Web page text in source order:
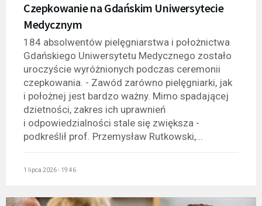
Czepkowanie na Gdańskim Uniwersytecie
Medycznym
184 absolwentów pielęgniarstwa i położnictwa
Gdańskiego Uniwersytetu Medycznego zostało
uroczyście wyróżnionych podczas ceremonii
czepkowania. - Zawód zarówno pielęgniarki, jak
i położnej jest bardzo ważny. Mimo spadającej
dzietności, zakres ich uprawnień
i odpowiedzialności stale się zwiększa -
podkreślił prof. Przemysław Rutkowski,...
1 lipca 2026 - 19:46